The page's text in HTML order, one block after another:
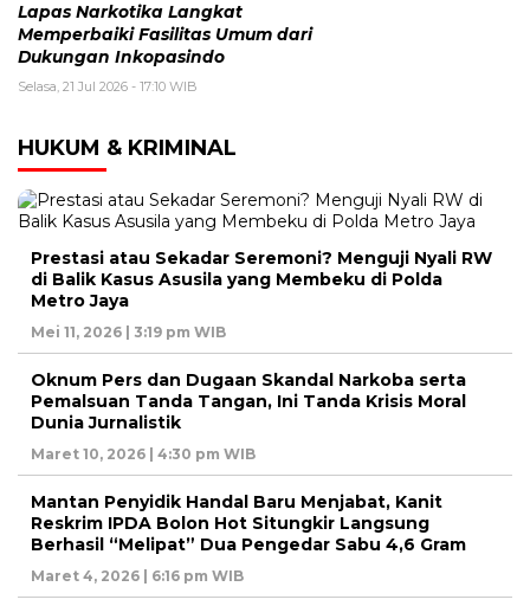
Lapas Narkotika Langkat
Memperbaiki Fasilitas Umum dari
Dukungan Inkopasindo
Selasa, 21 Jul 2026 - 17:10 WIB
HUKUM & KRIMINAL
Prestasi atau Sekadar Seremoni? Menguji Nyali RW
di Balik Kasus Asusila yang Membeku di Polda
Metro Jaya
Mei 11, 2026 | 3:19 pm WIB
Oknum Pers dan Dugaan Skandal Narkoba serta
Pemalsuan Tanda Tangan, Ini Tanda Krisis Moral
Dunia Jurnalistik
Maret 10, 2026 | 4:30 pm WIB
Mantan Penyidik Handal Baru Menjabat, Kanit
Reskrim IPDA Bolon Hot Situngkir Langsung
Berhasil “Melipat” Dua Pengedar Sabu 4,6 Gram
Maret 4, 2026 | 6:16 pm WIB